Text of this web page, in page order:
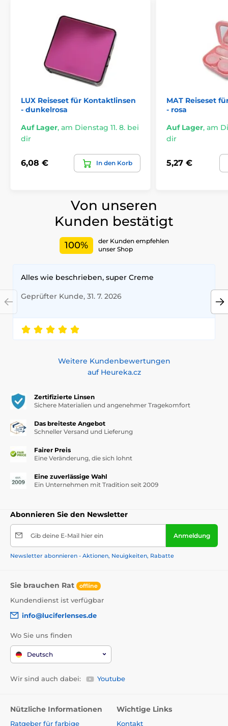
LUX Reiseset für Kontaktlinsen
- dunkelrosa
Auf Lager, am Dienstag 11. 8. bei
dir
6,08 € In den Korb
MAT Reiseset
- rosa
Auf Lager, am
dir
5,27 €
Von unseren
Kunden bestätigt
100%
der Kunden empfehlen
unser Shop
Alles wie beschrieben, super Creme
Geprüfter Kunde, 31. 7. 2026
Weitere Kundenbewertungen
auf Heureka.cz
Zertifizierte Linsen
Sichere Materialien und angenehmer Tragekomfort
Das breiteste Angebot
Schneller Versand und Lieferung
Fairer Preis
Eine Veränderung, die sich lohnt
Eine zuverlässige Wahl
Ein Unternehmen mit Tradition seit 2009
Abonnieren Sie den Newsletter
Gib deine E-Mail hier ein Anmeldung
Newsletter abonnieren - Aktionen, Neuigkeiten, Rabatte
Sie brauchen Rat offline
Kundendienst ist verfügbar
info@luciferlenses.de
Wo Sie uns finden
Deutsch
Wir sind auch dabei: Youtube
Nützliche Informationen
Ratgeber für farbige
Wichtige Links
Kontakt